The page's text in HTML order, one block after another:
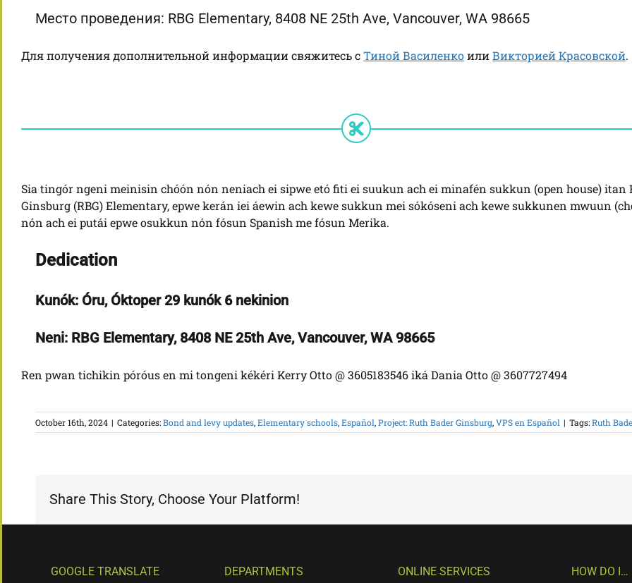
Место проведения: RBG Elementary, 8408 NE 25th Ave, Vancouver, WA 98665
Для получения дополнительной информации свяжитесь сТиной Василенкоили Викторией Красовской.
Sia tingór ngeni meinisin chóón nón neniach ei sipwe etó fiti ei suukun ach ei minafén sukkun (open house) itan
Ginsburg (RBG) Elementary, epwe kerán iei áewin ach kewe sukkun mei sókóseni ach kewe sukkunen mwuun
nón ach ei putái epwe osukkun nón fósun Spanish me fósun Merika.
Dedication
Kunók: Óru, Óktoper 29 kunók 6 nekinion
Neni: RBG Elementary, 8408 NE 25th Ave, Vancouver, WA 98665
Ren pwan tichikin póróus en mi tongeni kékéri Kerry Otto @ 3605183546 iká Dania Otto @ 3607727494
October 16th, 2024 | Categories:Bond and levy updates,Elementary schools,Español,Project: Ruth Bader Ginsburg,VPS en Español | Tags:Ruth
Share This Story, Choose Your Platform!
GOOGLE TRANSLATE DEPARTMENTS ONLINE SERVICES HOW DO I…